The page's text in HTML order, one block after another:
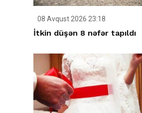
08 Avqust 2026 23:18
İtkin düşən 8 nəfər tapıldı